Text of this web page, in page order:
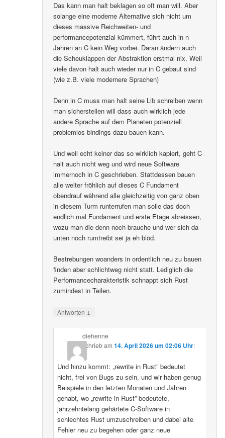
Das kann man halt beklagen so oft man will. Aber
solange eine moderne Alternative sich nicht um
dieses massive Reichweiten- und
performancepotenzial kümmert, führt auch in n
Jahren an C kein Weg vorbei. Daran ändern auch
die Scheuklappen der Abstraktion erstmal nix. Weil
viele davon halt auch wieder nur in C gebaut sind
(wie z.B. viele modernere Sprachen)
Denn in C muss man halt seine Lib schreiben wenn
man sicherstellen will dass auch wirklich jede
andere Sprache auf dem Planeten potenziell
problemlos bindings dazu bauen kann.
Und weil echt keiner das so wirklich kapiert, geht C
halt auch nicht weg und wird neue Software
immernoch in C geschrieben. Stattdessen bauen
alle weiter fröhlich auf dieses C Fundament
obendrauf während alle gleichzeitig von ganz oben
in diesem Turm runterrufen man solle das doch
endlich mal Fundament und erste Etage abreissen,
wozu man die denn noch brauche und wer sich da
unten noch rumtreibt sei ja eh blöd.
Bestrebungen woanders in ordentlich neu zu bauen
finden aber schlichtweg nicht statt. Lediglich die
Performancecharakteristik schnappt sich Rust
zumindest in Teilen.
Antworten ↓
diehenne
schriebam 14. April 2026 um 02:06 Uhr:
Und hinzu kommt: „rewrite in Rust” bedeutet
nicht, frei von Bugs zu sein, und wir haben genug
Beispiele in den letzten Monaten und Jahren
gehabt, wo „rewrite in Rust” bedeutete,
jahrzehntelang gehärtete C-Software in
schlechtes Rust umzuschreiben und dabei alte
Fehler neu zu begehen oder ganz neue